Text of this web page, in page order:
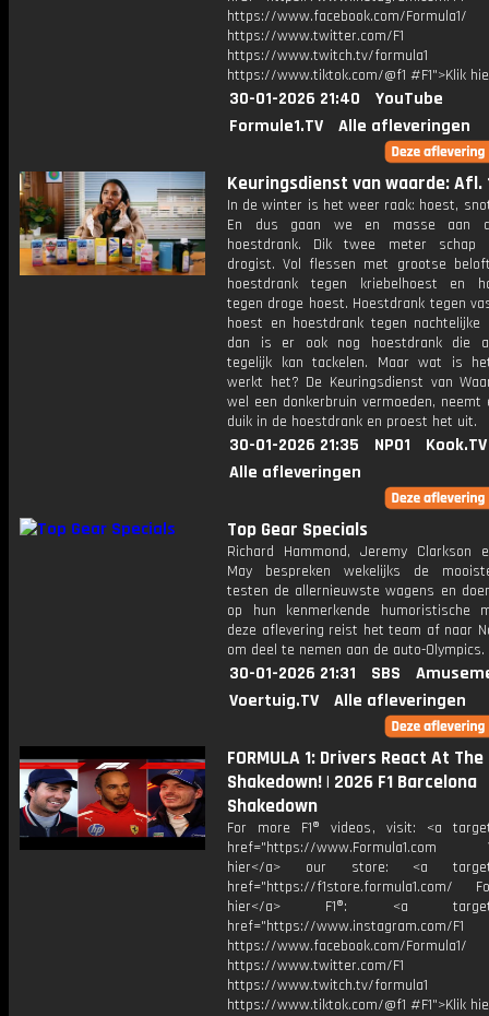
https://www.facebook.com/Formula1/
https://www.twitter.com/F1
https://www.twitch.tv/formula1
https://www.tiktok.com/@f1 #F1">Klik
30-01-2026 21:40
YouTube
Formule1.TV
Alle afleveringen
Keuringsdienst van waarde: Afl.
In de winter is het weer raak: hoest,
En dus gaan we en masse aan
hoestdrank. Dik twee meter schap
drogist. Vol flessen met grootse
hoestdrank tegen kriebelhoest en
tegen droge hoest. Hoestdrank tegen
hoest en hoestdrank tegen nachtelijke
dan is er ook nog hoestdrank die
tegelijk kan tackelen. Maar wat is
werkt het? De Keuringsdienst van
wel een donkerbruin vermoeden, neemt
duik in de hoestdrank en proest het uit.
30-01-2026 21:35 NPO1
Kook.TV
Alle afleveringen
Top Gear Specials
Richard Hammond, Jeremy Clarkson
May bespreken wekelijks de
testen de allernieuwste wagens en
op hun kenmerkende humoristische
deze aflevering reist het team af naar
om deel te nemen aan de auto-Olympics.
30-01-2026 21:31 SBS
Voertuig.TV
Alle afleveringen
FORMULA 1: Drivers React At
Shakedown! | 2026 F1 Barcelona
Shakedown
For more F1® videos, visit: <a
href="https://www.Formula1.com
hier</a> our store: <a
href="https://f1store.formula1.com/
hier</a> F1®: <a
href="https://www.instagram.com/F1
https://www.facebook.com/Formula1/
https://www.twitter.com/F1
https://www.twitch.tv/formula1
https://www.tiktok.com/@f1 #F1">Klik